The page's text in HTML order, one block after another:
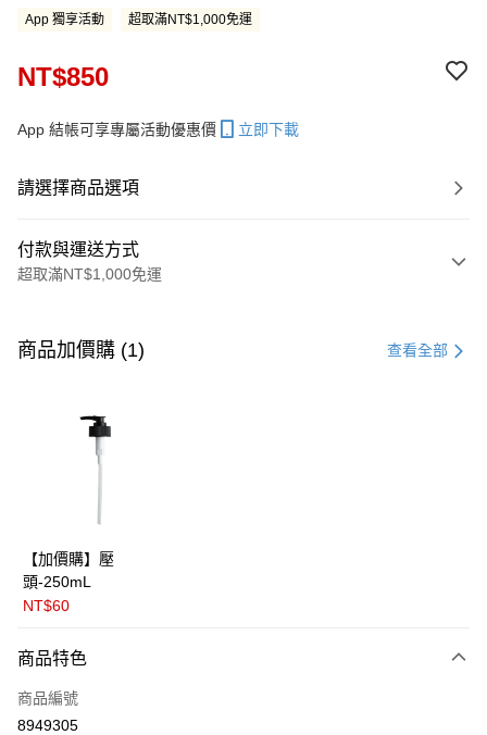
App 獨享活動 超取滿NT$1,000免運
NT$850
App 結帳可享專屬活動優惠價 立即下載
請選擇商品選項
付款與運送方式
超取滿NT$1,000免運
信用卡一次付款
全盈+PAY
大哥付你分期
相關說明
1.本服務由台灣大哥大提供，台灣大哥大用戶可立即使用無須另外申請。
流程，驗證手機門號後，選擇欲分期的期數、繳款截止日，確認付款後即完
成交易。
AFTEE先享後付
【關於「AFTEE先享後付」】
AFTEE先享後付是「在收到商品之後才付款」的支付方式。 讓您購物簡單
ATM付款
商品加價購 (1) 查看全部
【加價購】壓
頭-250mL
NT$60
商品特色
商品編號
8949305